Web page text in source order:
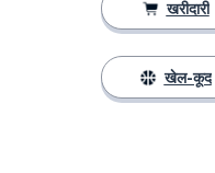
खरीदारी
खेल-कूद